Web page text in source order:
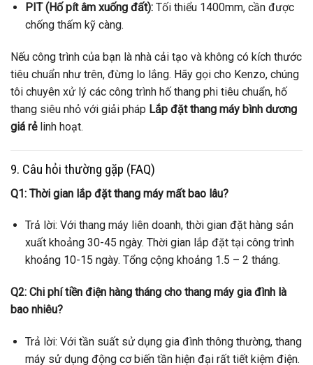
PIT (Hố pít âm xuống đất):Tối thiểu 1400mm, cần được
chống thấm kỹ càng.
Nếu công trình của bạn là nhà cải tạo và không có kích thước
tiêu chuẩn như trên, đừng lo lắng. Hãy gọi cho Kenzo, chúng
tôi chuyên xử lý các công trình hố thang phi tiêu chuẩn, hố
thang siêu nhỏ với giải pháp Lắp đặt thang máy bình dương
giá rẻlinh hoạt.
9. Câu hỏi thường gặp (FAQ)
Q1: Thời gian lắp đặt thang máy mất bao lâu?
Trả lời: Với thang máy liên doanh, thời gian đặt hàng sản
xuất khoảng 30-45 ngày. Thời gian lắp đặt tại công trình
khoảng 10-15 ngày. Tổng cộng khoảng 1.5 – 2 tháng.
Q2: Chi phí tiền điện hàng tháng cho thang máy gia đình là
bao nhiêu?
Trả lời: Với tần suất sử dụng gia đình thông thường, thang
máy sử dụng động cơ biến tần hiện đại rất tiết kiệm điện.